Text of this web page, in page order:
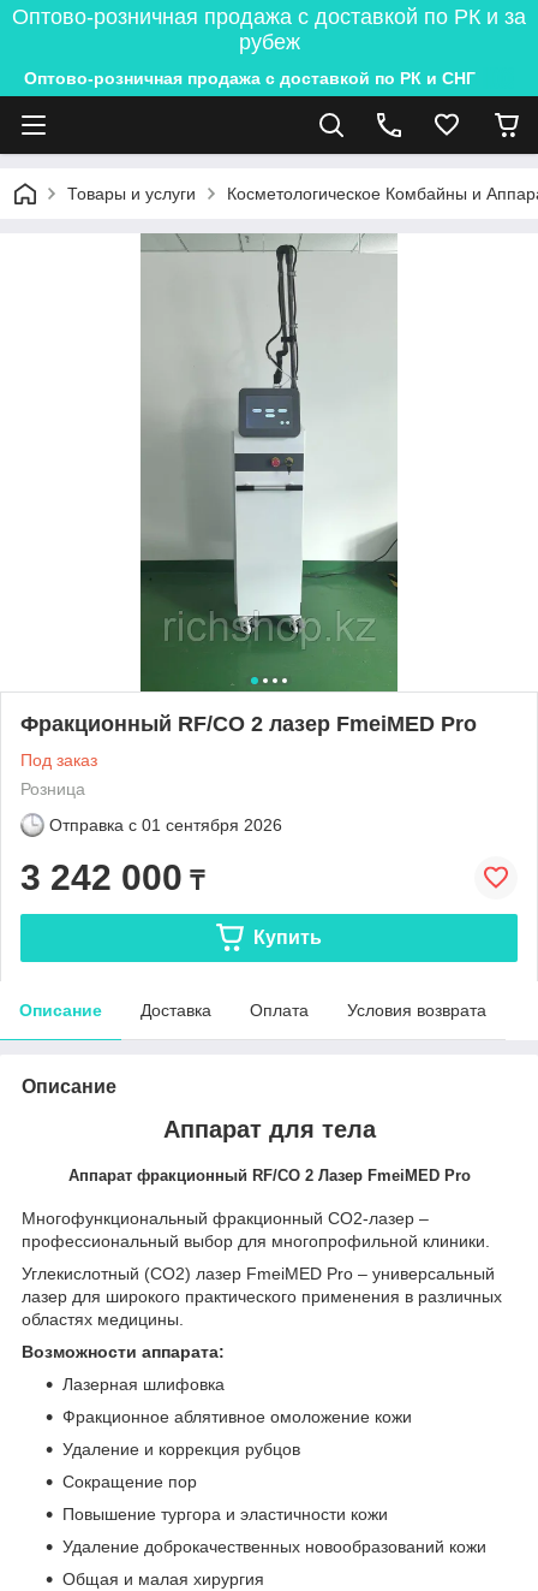
Оптово-розничная продажа с доставкой по РК и за
рубеж
Оптово-розничная продажа с доставкой по РК и СНГ
Товары и услуги Косметологическое Комбайны и
Фракционный RF/СО 2 лазер FmeiMED Pro
Под заказ
Розница
Отправка с 01 сентября 2026
3 242 000 ₸
Купить
Описание Доставка Оплата Условия возврата
Описание
Аппарат для тела
Аппарат фракционный RF/СО 2 Лазер FmeiMED Pro
Многофункциональный фракционный СО2-лазер –
профессиональный выбор для многопрофильной клиники.
Углекислотный (СО2) лазер FmeiMED Pro – универсальный
лазер для широкого практического применения в различных
областях медицины.
Возможности аппарата:
Лазерная шлифовка
Фракционное аблятивное омоложение кожи
Удаление и коррекция рубцов
Сокращение пор
Повышение тургора и эластичности кожи
Удаление доброкачественных новообразований кожи
Общая и малая хирургия